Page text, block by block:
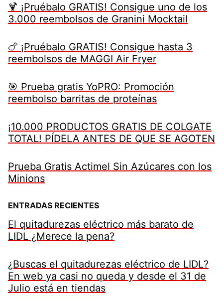
🍹 ¡Pruébalo GRATIS! Consigue uno de los
3.000 reembolsos de Granini Mocktail
🍗 ¡Pruébalo GRATIS! Consigue hasta 3
reembolsos de MAGGI Air Fryer
🎯 Prueba gratis YoPRO: Promoción
reembolso barritas de proteínas
¡10.000 PRODUCTOS GRATIS DE COLGATE
TOTAL! PÍDELA ANTES DE QUE SE AGOTEN
Prueba Gratis Actimel Sin Azúcares con los
Minions
ENTRADAS RECIENTES
El quitadurezas eléctrico más barato de
LIDL ¿Merece la pena?
¿Buscas el quitadurezas eléctrico de LIDL?
En web ya casi no queda y desde el 31 de
Julio está en tiendas